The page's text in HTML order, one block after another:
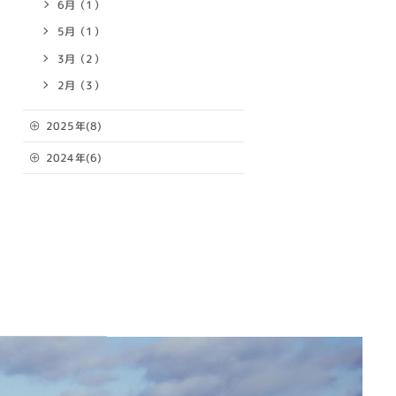
6月（1）
5月（1）
3月（2）
2月（3）
2025年(8)
2024年(6)